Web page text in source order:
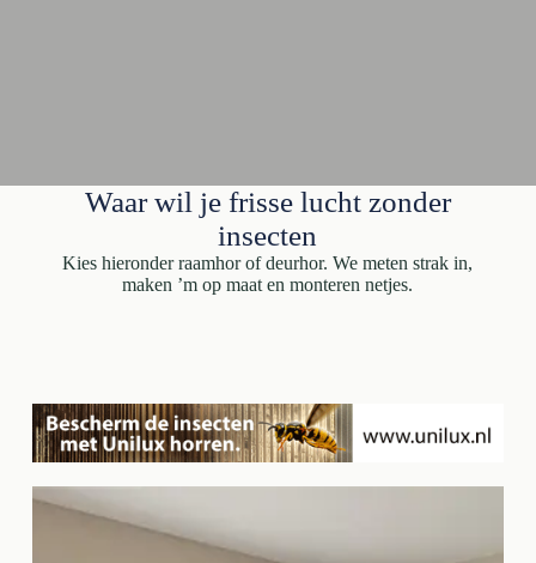
Waar wil je frisse lucht zonder
insecten
Kies hieronder raamhor of deurhor. We meten strak in,
maken ’m op maat en monteren netjes.